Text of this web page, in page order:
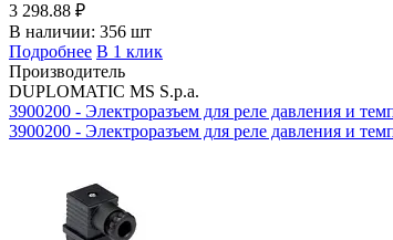
3 298.88 ₽
В наличии: 356 шт
Подробнее В 1 клик
Производитель
DUPLOMATIC MS S.p.a.
3900200 - Электроразъем для реле давления и
3900200 - Электроразъем для реле давления и